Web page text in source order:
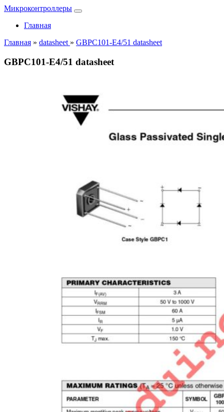
Микроконтроллеры
Главная
Главная » datasheet » GBPC101-E4/51 datasheet
GBPC101-E4/51 datasheet